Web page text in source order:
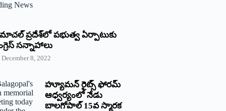
News
‌ప్రదేశ్‌లో పభుత్వ ఏర్పాటుకు
‌సన్నాహాలు
December 8, 2022
హ్యూమన్‌ రైట్స్‌ ఫోరమ్‌
ఆధ్వర్యంలో నేడు
బాలగోపాల్‌ 15వ స్మారక